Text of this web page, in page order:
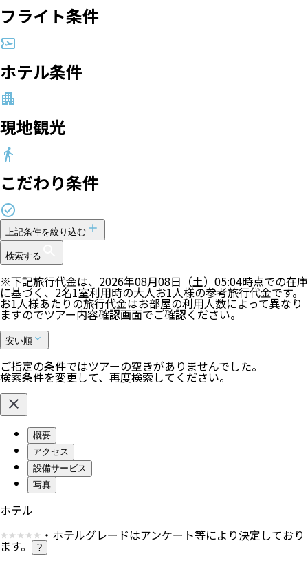
フライト条件
ホテル条件
現地観光
こだわり条件
上記条件を絞り込む
検索する
※下記旅行代金は、 2026年08月08日（土）05:04時点での在庫
に基づく、2名1室利用時の大人お1人様の参考旅行代金です。
お1人様あたりの旅行代金はお部屋の利用人数によって異なり
ますのでツアー内容確認画面でご確認ください。
安い順
ご指定の条件ではツアーの空きがありませんでした。
検索条件を変更して、再度検索してください。
概要
アクセス
設備サービス
写真
ホテル
・ホテルグレードはアンケート等により決定しており
ます。 ?